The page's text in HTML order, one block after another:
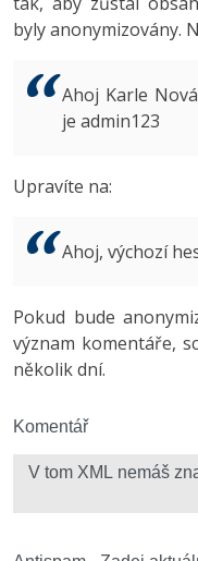
Spring
ASP.NET
Best practices
MySQL/
MS-SQL
Systémový
3D grafik
Copywriter
WordPress
Kotlin -80%
VB.NET
Algoritmy -
Umělá
Fórum
Business
Copywriting
Windows
Adobe After
Inkscape
Fórum
byly anonymizovány.
Ahoj Karle
je admin123
Upravíte na:
Ahoj, výchozí
Pokud bude
význam komentáře,
několik dní.
Komentář